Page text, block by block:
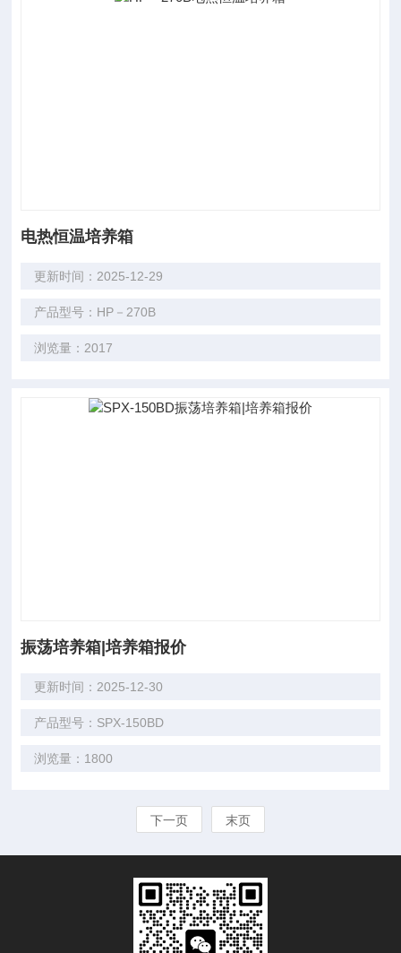
电热恒温培养箱
更新时间：2025-12-29
产品型号：HP－270B
浏览量：2017
振荡培养箱|培养箱报价
更新时间：2025-12-30
产品型号：SPX-150BD
浏览量：1800
下一页 末页